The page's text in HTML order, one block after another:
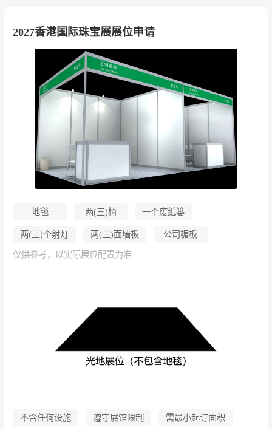
2027香港国际珠宝展展位申请
地毯 两(三)椅 一个废纸篓
两(三)个射灯 两(三)面墙板 公司楣板
仅供参考，以实际展位配置为准
不含任何设施 遵守展馆限制 需最小起订面积